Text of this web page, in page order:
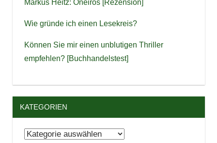
Markus Heitz: Oneiros [Rezension]
Wie gründe ich einen Lesekreis?
Können Sie mir einen unblutigen Thriller
empfehlen? [Buchhandelstest]
KATEGORIEN
Kategorien